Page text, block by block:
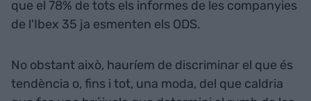
que el 78% de tots els informes de les companyies
de l'Ibex 35 ja esmenten els ODS.
No obstant això, hauríem de discriminar el que és
tendència o, fins i tot, una moda, del que caldria